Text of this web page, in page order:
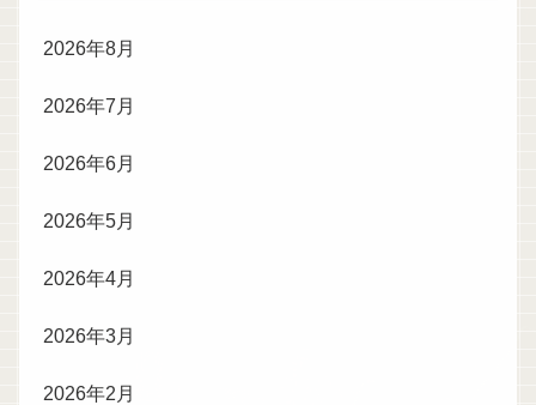
2026年8月
2026年7月
2026年6月
2026年5月
2026年4月
2026年3月
2026年2月